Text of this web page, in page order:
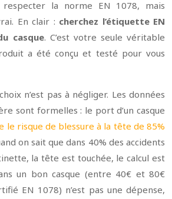
respecter la norme EN 1078, mais
En clair : cherchez l’étiquette EN
casque. C’est votre seule véritable
a été conçu et testé pour vous
n’est pas à négliger. Les données
sont formelles : le port d’un casque
le risque de blessure à la tête de 85%
on sait que dans 40% des accidents
la tête est touchée, le calcul est
un bon casque (entre 40€ et 80€
EN 1078) n’est pas une dépense,